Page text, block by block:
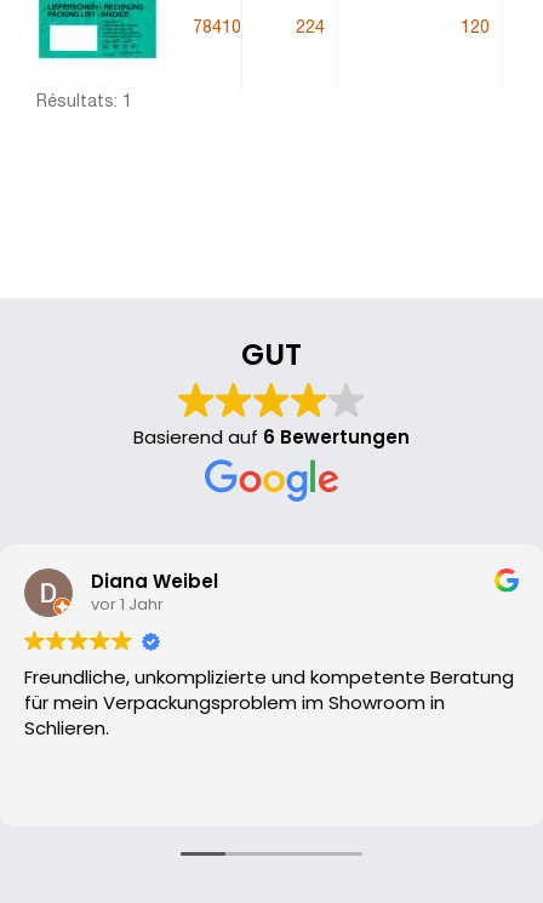
78410 224 120
Résultats: 1
GUT
Basierend auf 6 Bewertungen
Diana Weibel
vor 1 Jahr
Freundliche, unkomplizierte und kompetente Beratung
für mein Verpackungsproblem im Showroom in
Schlieren.